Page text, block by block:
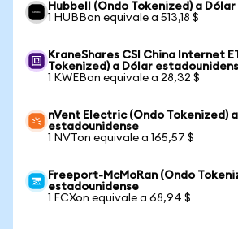
Hubbell (Ondo Tokenized) a
1 HUBBon equivale a 513,18 $
KraneShares CSI China Internet
Tokenized) a Dólar
1 KWEBon equivale a 28,32 $
nVent Electric (Ondo Tokenized)
estadounidense
1 NVTon equivale a 165,57 $
Freeport-McMoRan (Ondo
estadounidense
1 FCXon equivale a 68,94 $